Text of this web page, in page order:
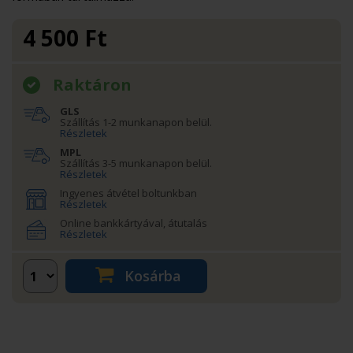
4 500 Ft
Raktáron
GLS
Szállítás 1-2 munkanapon belül.
Részletek
MPL
Szállítás 3-5 munkanapon belül.
Részletek
Ingyenes átvétel boltunkban
Részletek
Online bankkártyával, átutalás
Részletek
Kosárba